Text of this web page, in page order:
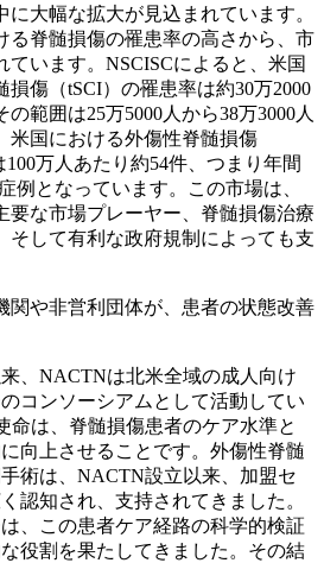
大幅な拡大が見込まれています。
る脊髄損傷の罹患率の高さから、市
ています。NSCISCによると、米国
損傷（tSCI）の罹患率は約30万2000
範囲は25万5000人から38万3000人
米国における外傷性脊髄損傷
100万人あたり約54件、つまり年間
例となっています。この市場は、
要な市場プレーヤー、脊髄損傷治療
そして有利な政府規制によっても支
関や非営利団体が、患者の状態改善
、NACTNは北米全域の成人向け
コンソーシアムとして活動してい
命は、脊髄損傷患者のケア水準と
向上させることです。外傷性脊髄
術は、NACTN設立以来、加盟セ
認知され、支持されてきました。
、この患者ケア経路の科学的検証
役割を果たしてきました。その結